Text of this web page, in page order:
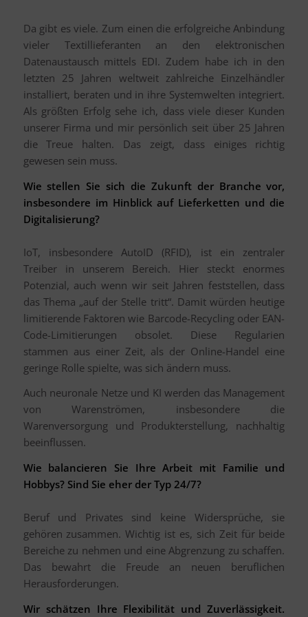
Da gibt es viele. Zum einen die erfolgreiche Anbindung
vieler Textillieferanten an den elektronischen
Datenaustausch mittels EDI. Zudem habe ich in den
letzten 25 Jahren weltweit zahlreiche Einzelhändler
installiert, beraten und in ihre Systemwelten integriert.
Als größten Erfolg sehe ich, dass viele dieser Kunden
unserer Firma und mir persönlich seit über 25 Jahren
die Treue halten. Das zeigt, dass einiges richtig
gewesen sein muss.
Wie stellen Sie sich die Zukunft der Branche vor,
insbesondere im Hinblick auf Lieferketten und die
Digitalisierung?
IoT, insbesondere AutoID (RFID), ist ein zentraler
Treiber in unserem Bereich. Hier steckt enormes
Potenzial, auch wenn wir seit Jahren feststellen, dass
das Thema „auf der Stelle tritt“. Damit würden heutige
limitierende Faktoren wie Barcode-Recycling oder EAN-
Code-Limitierungen obsolet. Diese Regularien
stammen aus einer Zeit, als der Online-Handel eine
geringe Rolle spielte, was sich ändern muss.
Auch neuronale Netze und KI werden das Management
von Warenströmen, insbesondere die
Warenversorgung und Produkterstellung, nachhaltig
beeinflussen.
Wie balancieren Sie Ihre Arbeit mit Familie und
Hobbys? Sind Sie eher der Typ 24/7?
Beruf und Privates sind keine Widersprüche, sie
gehören zusammen. Wichtig ist es, sich Zeit für beide
Bereiche zu nehmen und eine Abgrenzung zu schaffen.
Das bewahrt die Freude an neuen beruflichen
Herausforderungen.
Wir schätzen Ihre Flexibilität und Zuverlässigkeit.